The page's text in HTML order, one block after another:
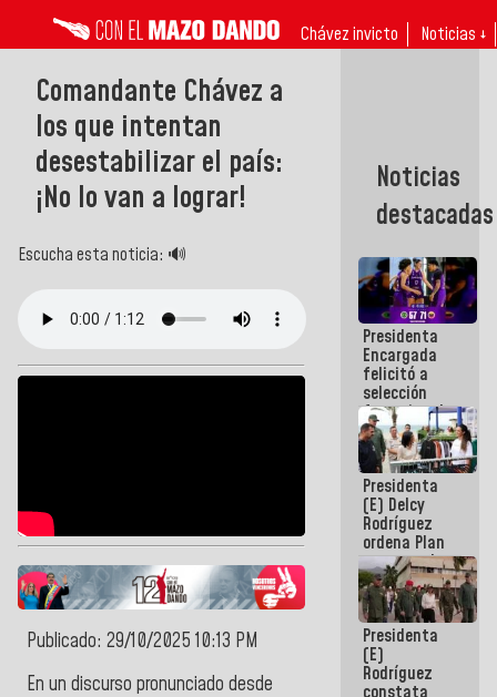
Chávez invicto Noticias ↓
Comandante Chávez a
los que intentan
desestabilizar el país:
¡No lo van a lograr!
Escucha esta noticia: 🔊
Publicado: 29/10/2025 10:13 PM
En un discurso pronunciado desde
Noticias
destacadas
Presidenta
Encargada
felicitó a
selección
femenina de
baloncesto
por su
clasificación
a la
AmeriCup
2027
Presidenta
(E) Delcy
Rodríguez
ordena Plan
maestro de
desarrollo
logístico y
turístico
para La
Guaira
Presidenta
(E)
Rodríguez